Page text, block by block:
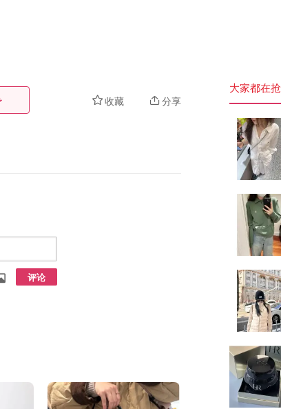
收藏 分享
评论
大家都在抢